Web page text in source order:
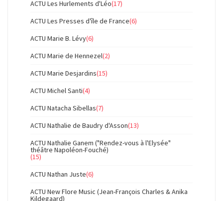
ACTU Les Hurlements d'Léo(17)
ACTU Les Presses d'île de France(6)
ACTU Marie B. Lévy(6)
ACTU Marie de Hennezel(2)
ACTU Marie Desjardins(15)
ACTU Michel Santi(4)
ACTU Natacha Sibellas(7)
ACTU Nathalie de Baudry d'Asson(13)
ACTU Nathalie Ganem ("Rendez-vous à l'Elysée"
théâtre Napoléon-Fouché)
(15)
ACTU Nathan Juste(6)
ACTU New Flore Music (Jean-François Charles & Anika
Kildegaard)